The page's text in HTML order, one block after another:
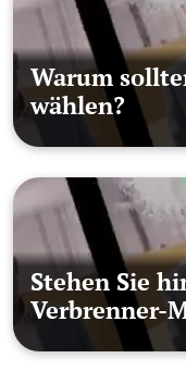
Warum
wählen?
Stehen Sie
Verbrenner-